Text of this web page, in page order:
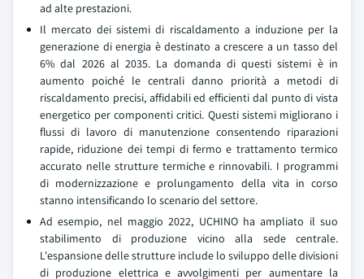
ad alte prestazioni.
Il mercato dei sistemi di riscaldamento a induzione per la
generazione di energia è destinato a crescere a un tasso del
6% dal 2026 al 2035. La domanda di questi sistemi è in
aumento poiché le centrali danno priorità a metodi di
riscaldamento precisi, affidabili ed efficienti dal punto di vista
energetico per componenti critici. Questi sistemi migliorano i
flussi di lavoro di manutenzione consentendo riparazioni
rapide, riduzione dei tempi di fermo e trattamento termico
accurato nelle strutture termiche e rinnovabili. I programmi
di modernizzazione e prolungamento della vita in corso
stanno intensificando lo scenario del settore.
Ad esempio, nel maggio 2022, UCHINO ha ampliato il suo
stabilimento di produzione vicino alla sede centrale.
L'espansione delle strutture include lo sviluppo delle divisioni
di produzione elettrica e avvolgimenti per aumentare la